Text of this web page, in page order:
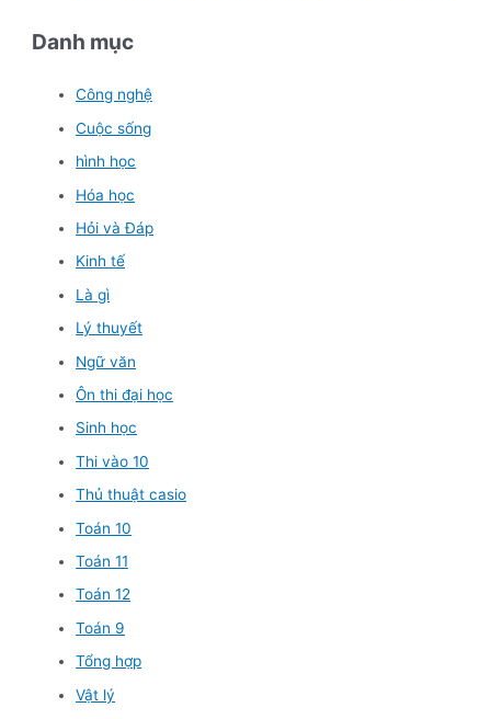
Danh mục
Công nghệ
Cuộc sống
hình học
Hóa học
Hỏi và Đáp
Kinh tế
Là gì
Lý thuyết
Ngữ văn
Ôn thi đại học
Sinh học
Thi vào 10
Thủ thuật casio
Toán 10
Toán 11
Toán 12
Toán 9
Tổng hợp
Vật lý